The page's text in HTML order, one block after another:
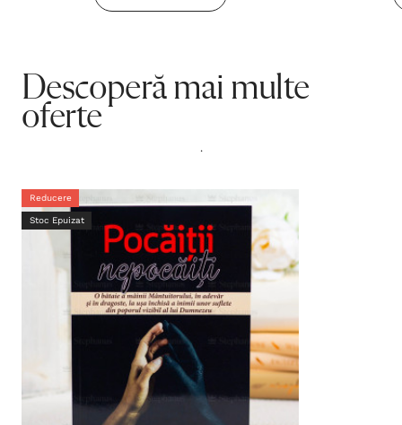
Descoperă mai multe
oferte
.
Reducere
Stoc Epuizat